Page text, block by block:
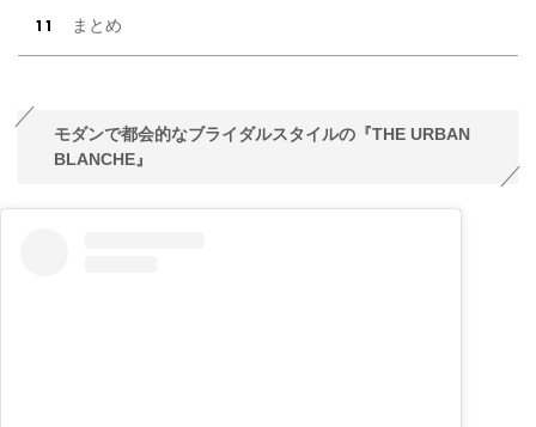
まとめ
モダンで都会的なブライダルスタイルの『THE URBAN
BLANCHE』